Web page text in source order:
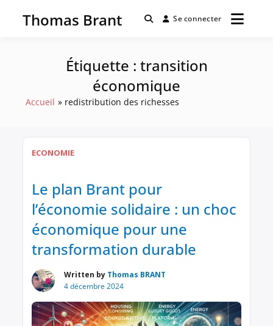
Thomas Brant Se connecter
Étiquette : transition
économique
Accueil redistribution des richesses
ECONOMIE
Le plan Brant pour
l’économie solidaire : un choc
économique pour une
transformation durable
Written by Thomas BRANT
4 décembre 2024